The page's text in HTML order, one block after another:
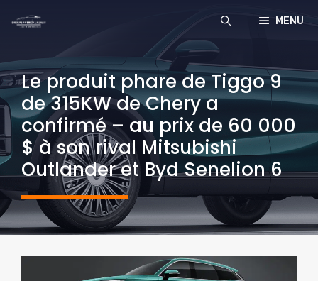
MENU
Le produit phare de Tiggo 9
de 315KW de Chery a
confirmé – au prix de 60 000
$ à son rival Mitsubishi
Outlander et Byd Senelion 6